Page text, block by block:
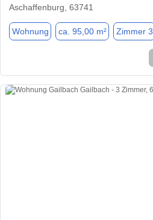
Aschaffenburg, 63741
Wohnung ca. 95,00 m² Zimmer 3